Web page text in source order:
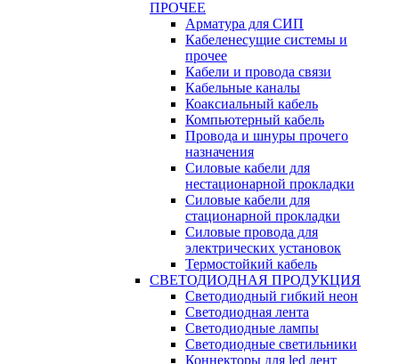
ПРОЧЕЕ
Арматура для СИП
Кабеленесущие системы и
прочее
Кабели и провода связи
Кабельные каналы
Коаксиальный кабель
Компьютерный кабель
Провода и шнуры прочего
назначения
Силовые кабели для
нестационарной прокладки
Силовые кабели для
стационарной прокладки
Силовые провода для
электрических установок
Термостойкий кабель
СВЕТОДИОДНАЯ ПРОДУКЦИЯ
Светодиодный гибкий неон
Светодиодная лента
Светодиодные лампы
Светодиодные светильники
Коннекторы для led лент